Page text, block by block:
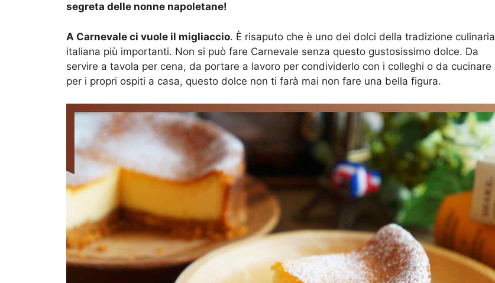
segreta delle nonne napoletane!
A Carnevale ci vuole il migliaccio. È risaputo che è uno dei dolci della tradizione culinaria
italiana più importanti. Non si può fare Carnevale senza questo gustosissimo dolce. Da
servire a tavola per cena, da portare a lavoro per condividerlo con i colleghi o da cucinare
per i propri ospiti a casa, questo dolce non ti farà mai non fare una bella figura.